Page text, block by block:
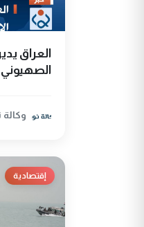
العراق
الصهيوني
وكالة
إقتصادية